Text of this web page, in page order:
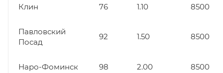
Клин 76 1.10 8500
Павловский
Посад
92 1.50 8500
Наро-Фоминск 98 2.00 8500